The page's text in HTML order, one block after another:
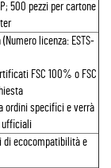
500 pezzi per cartone
licenza: ESTS-
FSC 100% o FSC
ordini specifici e verrà
ufficiali
di ecocompatibilità e